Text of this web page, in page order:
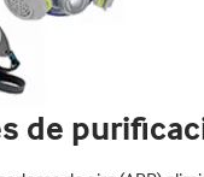
de